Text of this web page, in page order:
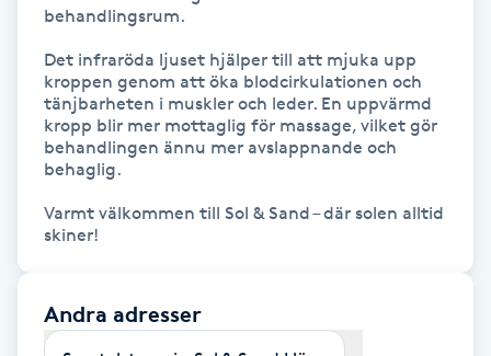
Kemisk peeling
Keratinbehandling
Kinesiologi
Kinesisk medicin
Kiropraktik
behandlingsrum.
Det infraröda ljuset hjälper till att mjuka upp
kroppen genom att öka blodcirkulationen och
tänjbarheten i muskler och leder. En uppvärmd
kropp blir mer mottaglig för massage, vilket gör
behandlingen ännu mer avslappnande och
behaglig.
Varmt välkommen till Sol & Sand – där solen alltid
skiner!
Andra adresser